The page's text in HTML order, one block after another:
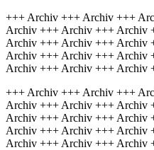
+++ Archiv +++ Archiv +++
Archiv +++ Archiv +++ Archiv
Archiv +++ Archiv +++ Archiv
Archiv +++ Archiv +++ Archiv
Archiv +++ Archiv +++ Archiv
+++ Archiv +++ Archiv +++
Archiv +++ Archiv +++ Archiv
Archiv +++ Archiv +++ Archiv
Archiv +++ Archiv +++ Archiv
Archiv +++ Archiv +++ Archiv